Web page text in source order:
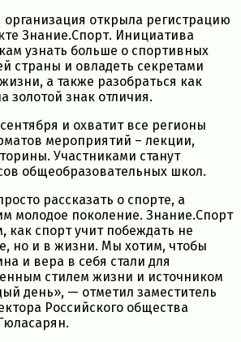
организация открыла регистрацию
Знание.Спорт. Инициатива
узнать больше о спортивных
страны и овладеть секретами
а также разобраться как
золотой знак отличия.
и охватит все регионы
мероприятий – лекции,
Участниками станут
общеобразовательных школ.
рассказать о спорте, а
молодое поколение. Знание.Спорт
как спорт учит побеждать не
но и в жизни. Мы хотим, чтобы
и вера в себя стали для
стилем жизни и источником
день», — отметил заместитель
Российского общества